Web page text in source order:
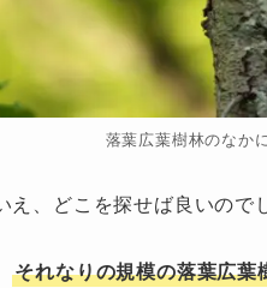
落葉広葉樹林のなか
、どこを探せば良いので
それなりの規模の落葉広